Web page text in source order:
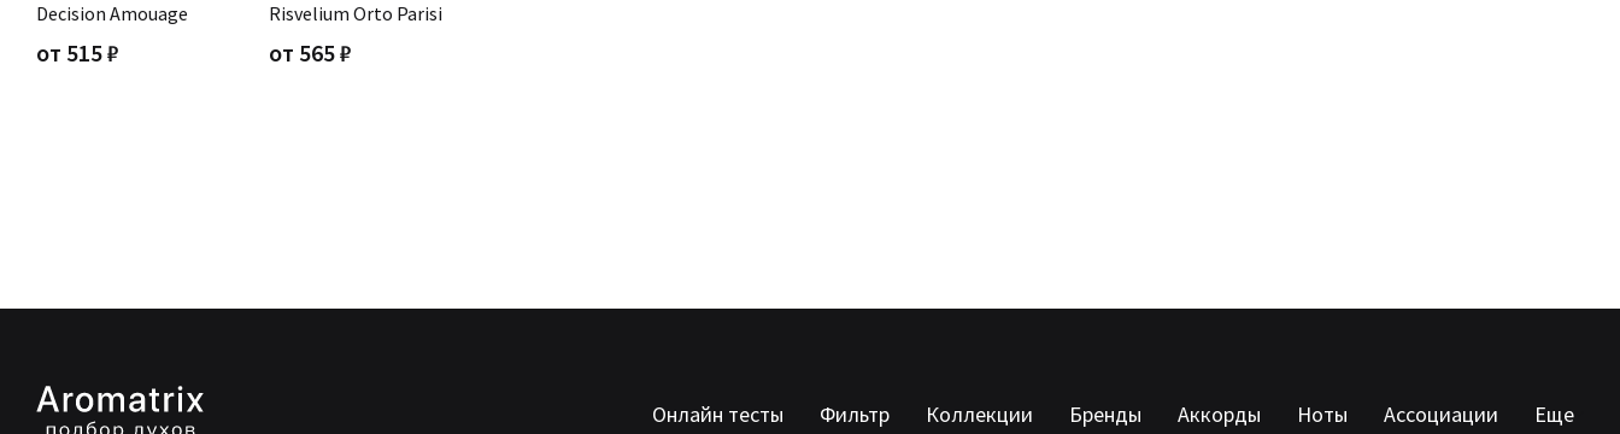
Decision Amouage
от 515₽
Risvelium Orto Parisi
от 565₽
Онлайн тесты Фильтр Коллекции Бренды Аккорды Ноты Ассоциации Еще